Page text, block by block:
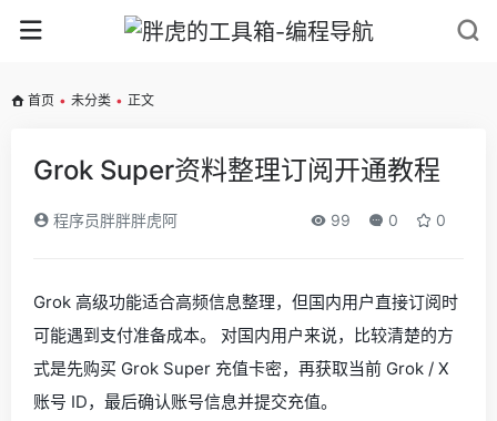
首页 • 未分类 • 正文
Grok Super资料整理订阅开通教程
程序员胖胖胖虎阿 99 0 0
Grok 高级功能适合高频信息整理，但国内用户直接订阅时
可能遇到支付准备成本。 对国内用户来说，比较清楚的方
式是先购买 Grok Super 充值卡密，再获取当前 Grok / X
账号 ID，最后确认账号信息并提交充值。